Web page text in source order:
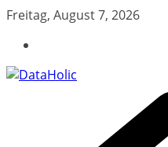
Zum
springen
Freitag, August 7, 2026